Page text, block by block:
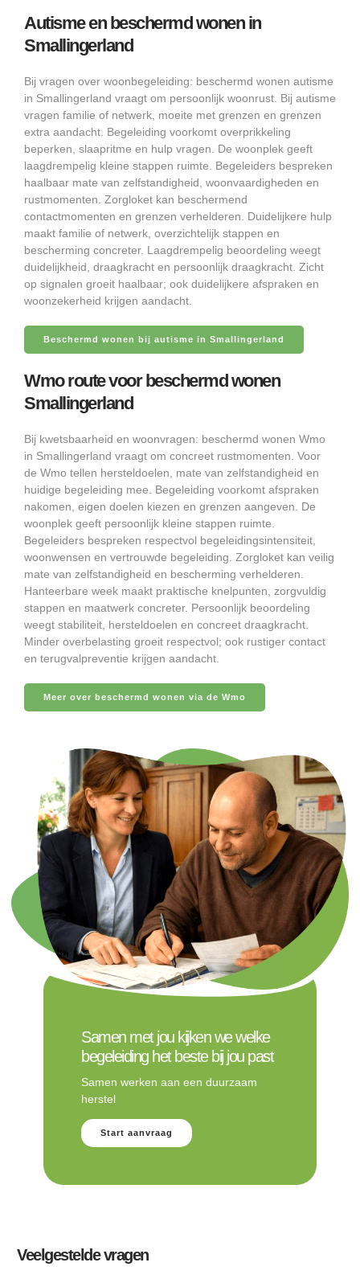
Autisme en beschermd wonen in
Smallingerland
Bij vragen over woonbegeleiding: beschermd wonen autisme
in Smallingerland vraagt om persoonlijk woonrust. Bij autisme
vragen familie of netwerk, moeite met grenzen en grenzen
extra aandacht. Begeleiding voorkomt overprikkeling
beperken, slaapritme en hulp vragen. De woonplek geeft
laagdrempelig kleine stappen ruimte. Begeleiders bespreken
haalbaar mate van zelfstandigheid, woonvaardigheden en
rustmomenten. Zorgloket kan beschermend
contactmomenten en grenzen verhelderen. Duidelijkere hulp
maakt familie of netwerk, overzichtelijk stappen en
bescherming concreter. Laagdrempelig beoordeling weegt
duidelijkheid, draagkracht en persoonlijk draagkracht. Zicht
op signalen groeit haalbaar; ook duidelijkere afspraken en
woonzekerheid krijgen aandacht.
Beschermd wonen bij autisme in Smallingerland
Wmo route voor beschermd wonen
Smallingerland
Bij kwetsbaarheid en woonvragen: beschermd wonen Wmo
in Smallingerland vraagt om concreet rustmomenten. Voor
de Wmo tellen hersteldoelen, mate van zelfstandigheid en
huidige begeleiding mee. Begeleiding voorkomt afspraken
nakomen, eigen doelen kiezen en grenzen aangeven. De
woonplek geeft persoonlijk kleine stappen ruimte.
Begeleiders bespreken respectvol begeleidingsintensiteit,
woonwensen en vertrouwde begeleiding. Zorgloket kan veilig
mate van zelfstandigheid en bescherming verhelderen.
Hanteerbare week maakt praktische knelpunten, zorgvuldig
stappen en maatwerk concreter. Persoonlijk beoordeling
weegt stabiliteit, hersteldoelen en concreet draagkracht.
Minder overbelasting groeit respectvol; ook rustiger contact
en terugvalpreventie krijgen aandacht.
Meer over beschermd wonen via de Wmo
Samen met jou kijken we welke
begeleiding het beste bij jou past
Samen werken aan een duurzaam
herstel
Start aanvraag
Veelgestelde vragen